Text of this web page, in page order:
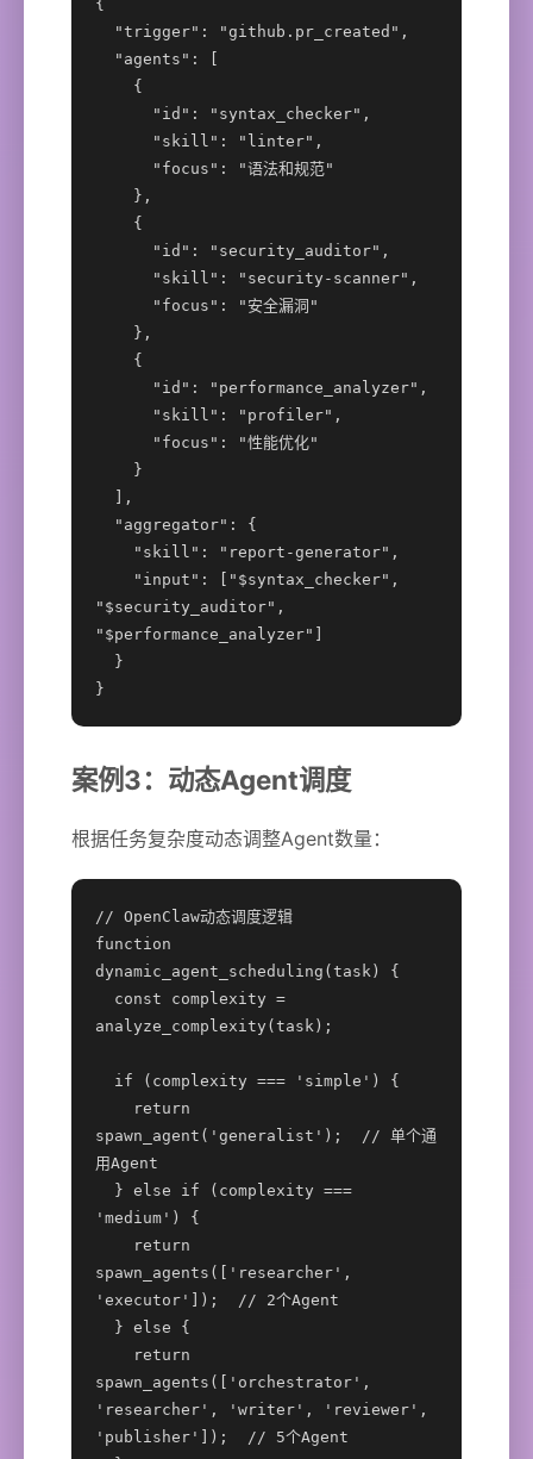
{
"$security_auditor",
"$performance_analyzer"]
}
案例3：动态Agent调度
根据任务复杂度动态调整Agent数量：
// OpenClaw动态调度逻辑
function
dynamic_agent_scheduling(task) {
analyze_complexity(task);
spawn_agent('generalist');  // 单个通
用Agent
'medium') {
spawn_agents(['researcher',
'executor']);  // 2个Agent
spawn_agents(['orchestrator',
'researcher', 'writer', 'reviewer',
'publisher']);  // 5个Agent